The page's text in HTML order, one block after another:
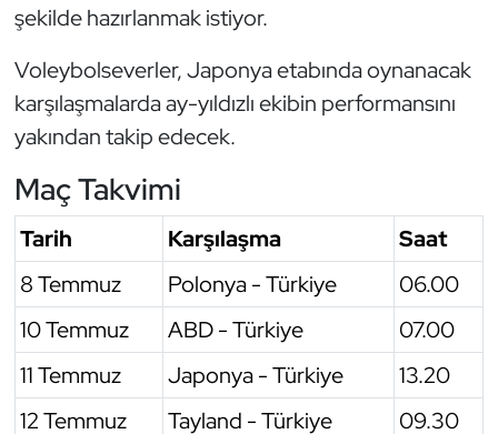
şekilde hazırlanmak istiyor.
Voleybolseverler, Japonya etabında oynanacak
karşılaşmalarda ay-yıldızlı ekibin performansını
yakından takip edecek.
Maç Takvimi
Tarih Karşılaşma
Saat
8 Temmuz
Polonya - Türkiye
06.00
10 Temmuz
ABD - Türkiye
07.00
11 Temmuz
Japonya - Türkiye
13.20
12 Temmuz
Tayland - Türkiye 09.30
Özel Sporcular
Paralimpik
Ragbi
Satranç
Su Topu
Sualtı Sporları
Tekvando
Tenis